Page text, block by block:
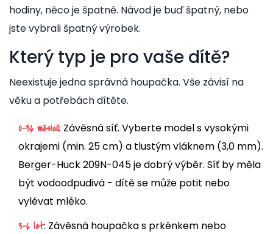
hodiny, něco je špatně. Návod je buď špatný, nebo
jste vybrali špatný výrobek.
Který typ je pro vaše dítě?
Neexistuje jedna správná houpačka. Vše závisí na
věku a potřebách dítěte.
0-36 měsíců: Závěsná síť. Vyberte model s vysokými
okrajemi (min. 25 cm) a tlustým vláknem (3,0 mm).
Berger-Huck 209N-045 je dobrý výběr. Síť by měla
být vodoodpudivá - dítě se může potit nebo
vylévat mléko.
3-6 let: Závěsná houpačka s prkénkem nebo